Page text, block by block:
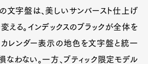
文字盤は、美しいサンバースト仕上げ
える。インデックスのブラックが全体を
カレンダー表示の地色を文字盤と統一
なわない。一方、ブティック限定モデル